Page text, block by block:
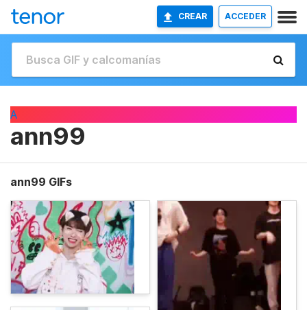
CREAR ACCEDER
A
ann99
ann99 GIFs